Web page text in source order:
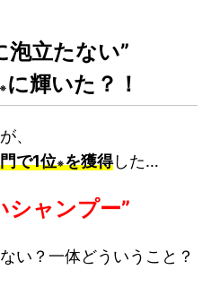
泡立たない”
※ に輝いた？！
、
で1位※を獲得した…
シャンプー”
い？一体どういうこと？